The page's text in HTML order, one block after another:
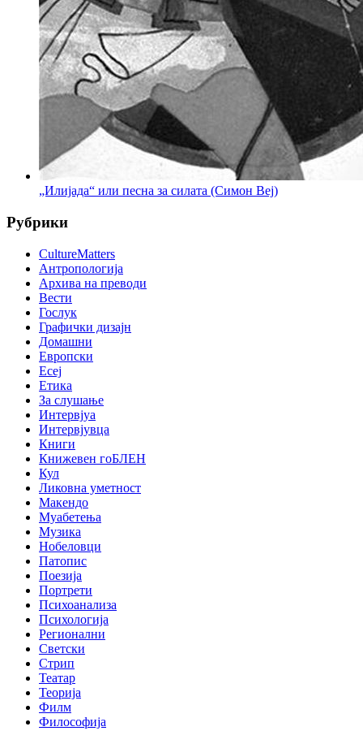
„Илијада“ или песна за силата (Симон Веј)
Рубрики
CultureMatters
Антропологија
Архива на преводи
Вести
Гослук
Графички дизајн
Домашни
Европски
Есеј
Етика
За слушање
Интервјуа
Интервјувца
Книги
Книжевен гоБЛЕН
Кул
Ликовна уметност
Макендо
Муабетења
Музика
Нобеловци
Патопис
Поезија
Портрети
Психоанализа
Психологија
Регионални
Светски
Стрип
Театар
Теорија
Филм
Философија